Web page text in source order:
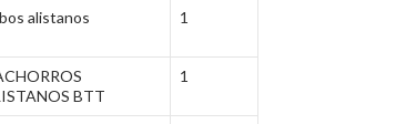
alistanos 1
BTT
1